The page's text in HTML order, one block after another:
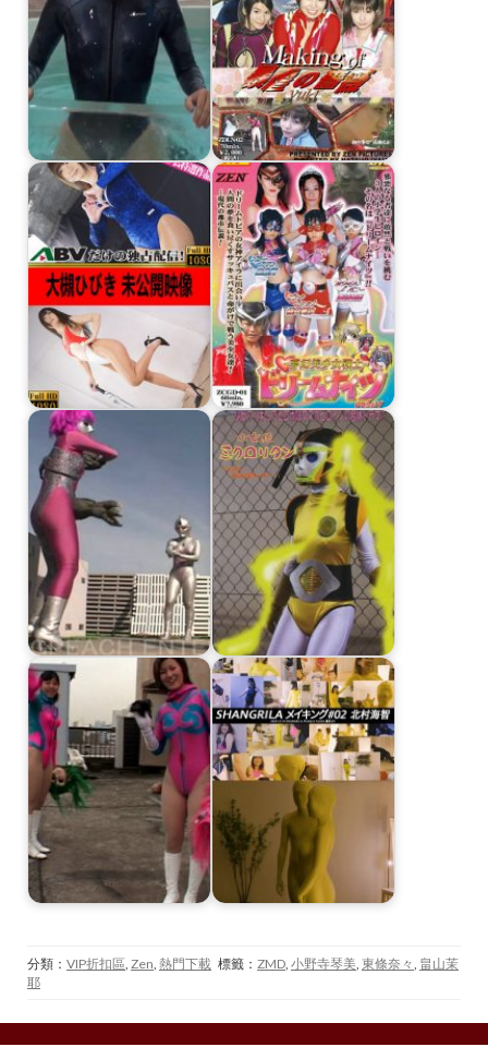
分類： VIP折扣區 Zen 熱門下載 標籤： ZMD 小野寺琴美 東條奈々 畠山茉
耶